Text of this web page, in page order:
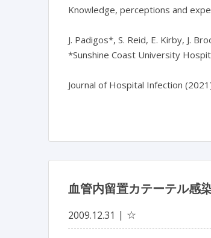
Knowledge, perceptions and
J. Padigos*, S. Reid, E. Kirby, J.
*Sunshine Coast University
Journal of Hospital Infection
血管内留置カテーテル
2009.12.31 ☆